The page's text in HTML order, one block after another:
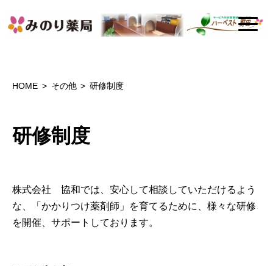
HOME その他 研修制度
研修制度
株式会社 協和では、安心して相談していただけるよう
な、「かかりつけ薬剤師」を育てるために、様々な研修
を開催、サポートしております。